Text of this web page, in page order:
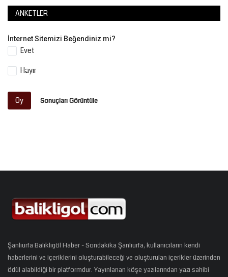
ANKETLER
İnternet Sitemizi Beğendiniz mi?
Evet
Hayır
Oy Sonuçları Görüntüle
Şanlıurfa Balıklıgöl Haber - Sondakika Şanlıurfa, kullanıcıların kendi
haberlerini ve içeriklerini oluşturabileceği ve oluşturulan içerikler üzerinden
ödül alabildiği bir platformdur. Yayınlanan köşe yazılarından yazı sahibi